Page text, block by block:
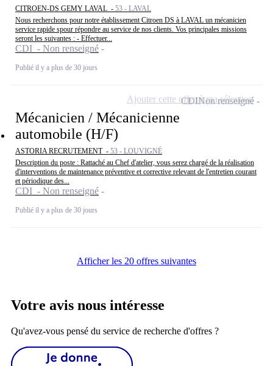
CITROEN-DS GEMY LAVAL - 53 - LAVAL
Nous recherchons pour notre établissement Citroen DS à LAVAL un mécanicien
service rapide spour répondre au service de nos clients. Vos principales missions
seront les suivantes : - Effectuer...
CDI - Non renseigné
Publié il y a plus de 30 jours
Mécanicien / Mécanicienne
automobile (H/F)
ASTORIA RECRUTEMENT - 53 - LOUVIGNÉ
Description du poste : Rattaché au Chef d'atelier, vous serez chargé de la réalisation
d'interventions de maintenance préventive et corrective relevant de l'entretien courant
et périodique des...
CDI - Non renseigné
Publié il y a plus de 30 jours
CDINon renseigné
Ajouter cette offre à ma sélection
Afficher les 20 offres suivantes
Votre avis nous intéresse
Qu'avez-vous pensé du service de recherche d'offres ?